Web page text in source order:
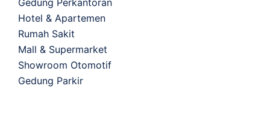
Gedung Perkantoran
Hotel & Apartemen
Rumah Sakit
Mall & Supermarket
Showroom Otomotif
Gedung Parkir